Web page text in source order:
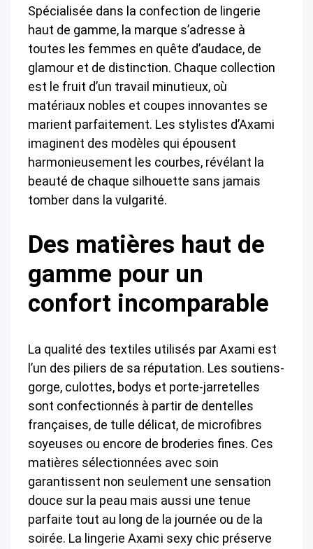
Spécialisée dans la confection de lingerie
haut de gamme, la marque s’adresse à
toutes les femmes en quête d’audace, de
glamour et de distinction. Chaque collection
est le fruit d’un travail minutieux, où
matériaux nobles et coupes innovantes se
marient parfaitement. Les stylistes d’Axami
imaginent des modèles qui épousent
harmonieusement les courbes, révélant la
beauté de chaque silhouette sans jamais
tomber dans la vulgarité.
Des matières haut de
gamme pour un
confort incomparable
La qualité des textiles utilisés par Axami est
l’un des piliers de sa réputation. Les soutiens-
gorge, culottes, bodys et porte-jarretelles
sont confectionnés à partir de dentelles
françaises, de tulle délicat, de microfibres
soyeuses ou encore de broderies fines. Ces
matières sélectionnées avec soin
garantissent non seulement une sensation
douce sur la peau mais aussi une tenue
parfaite tout au long de la journée ou de la
soirée. La lingerie Axami sexy chic préserve